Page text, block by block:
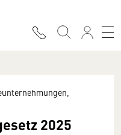
2025